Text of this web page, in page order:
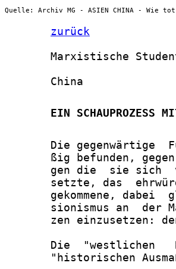
Quelle: Archiv MG - ASIEN CHINA - Wie
zurück
Marxistische
       China
EIN SCHAUPROZESS